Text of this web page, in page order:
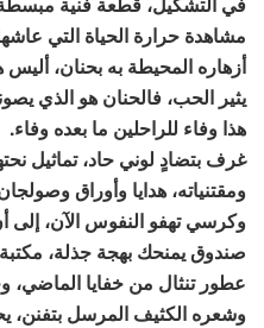
مشاهدة حرارة الحياة التي
أزهاره المحيطة به بحنان، أليس
يثير الحب، فالحنان هو الذي
هذا وفاء للراحلين ما بعده وفاء.
غرف بتضادٍ لوني حاد، تماثيل
ومقتنياته، هدايا وأوراق
وكرسي تهفو النفوس الآن، إلى
صندوق يمنحك بهجة جذلة،
عطور تنثال من خفايا الماضي،
وشعره الكثيف المرسل بتفنن،